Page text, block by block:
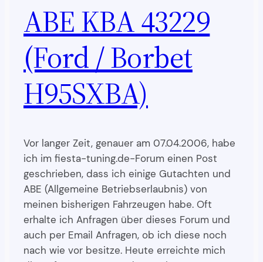
ABE KBA 43229
(Ford / Borbet
H95SXBA)
Vor langer Zeit, genauer am 07.04.2006, habe
ich im fiesta-tuning.de-Forum einen Post
geschrieben, dass ich einige Gutachten und
ABE (Allgemeine Betriebserlaubnis) von
meinen bisherigen Fahrzeugen habe. Oft
erhalte ich Anfragen über dieses Forum und
auch per Email Anfragen, ob ich diese noch
nach wie vor besitze. Heute erreichte mich